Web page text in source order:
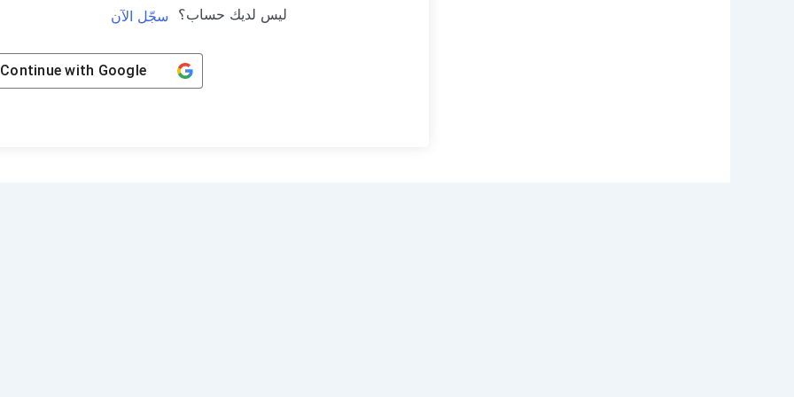
ليس لديك حساب؟ سجّل الآن
Continue with Google